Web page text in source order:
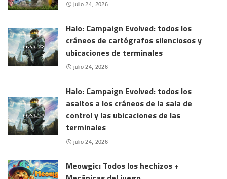
julio 24, 2026
Halo: Campaign Evolved: todos los
cráneos de cartógrafos silenciosos y
ubicaciones de terminales
julio 24, 2026
Halo: Campaign Evolved: todos los
asaltos a los cráneos de la sala de
control y las ubicaciones de las
terminales
julio 24, 2026
Meowgic: Todos los hechizos +